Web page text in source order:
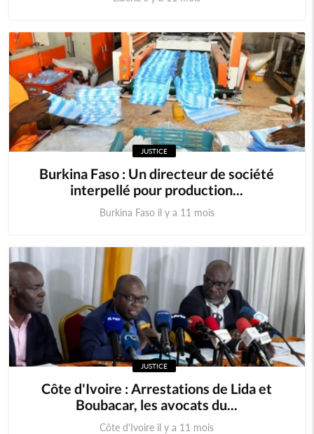
Soudan du sud Cedeao
Monde
JUSTICE
Burkina Faso : Un directeur de société
interpellé pour production...
Burkina Faso il y a 11 mois
JUSTICE
Côte d'Ivoire : Arrestations de Lida et
Boubacar, les avocats du...
Côte d'Ivoire il y a 11 mois